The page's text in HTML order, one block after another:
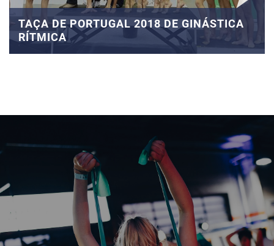
TAÇA DE PORTUGAL 2018 DE GINÁSTICA
RÍTMICA